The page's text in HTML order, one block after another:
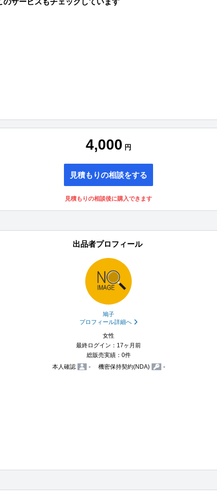
サービスもチェックしています
4,000 円
見積もりの相談をする
見積もりの相談後に購入できます
出品者プロフィール
鳩子
プロフィール詳細へ
女性
最終ログイン：17ヶ月前
総販売実績：0件
本人確認
- 機密保持契約(NDA) -